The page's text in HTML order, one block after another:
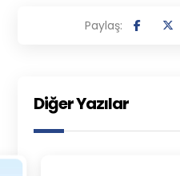
Diğer Yazılar